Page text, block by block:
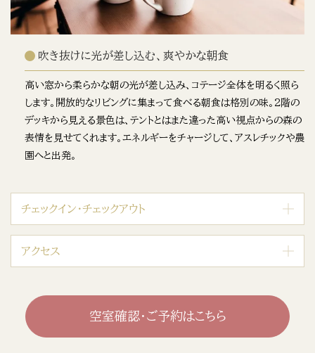
吹き抜けに光が差し込む、爽やかな朝食
高い窓から柔らかな朝の光が差し込み、コテージ全体を明るく照ら
します。開放的なリビングに集まって食べる朝食は格別の味。2階の
デッキから見える景色は、テントとはまた違った高い視点からの森の
表情を見せてくれます。エネルギーをチャージして、アスレチックや農
園へと出発。
チェックイン・チェックアウト
アクセス
空室確認・ご予約はこちら